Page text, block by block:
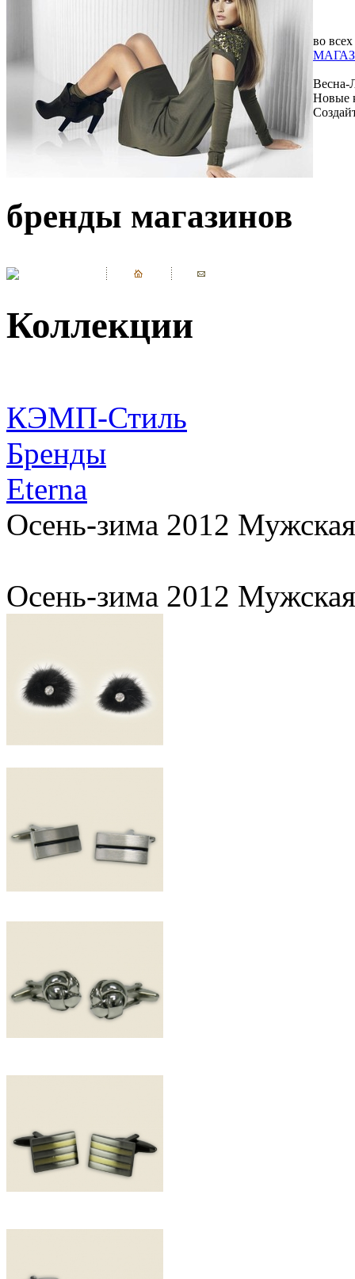
во всех
Весна-
Новые
бренды магазинов
Коллекции
КЭМП-Стиль
Бренды
Eterna
Осень-зима 2012
Осень-зима 2012